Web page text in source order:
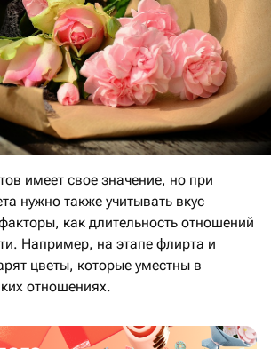
имеет свое значение, но при
нужно также учитывать вкус
как длительность отношений
Например, на этапе флирта и
цветы, которые уместны в
отношениях.